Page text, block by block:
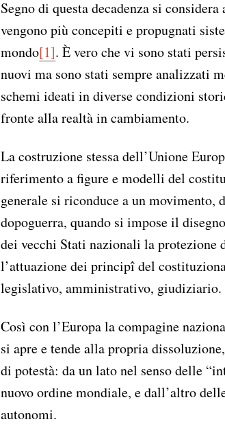
Segno di questa decadenza si
vengono più concepiti e propugnati
mondo[1]. È vero che vi sono stati
nuovi ma sono stati sempre analizzati
schemi ideati in diverse condizioni
fronte alla realtà in cambiamento.
La costruzione stessa dell’Unione
riferimento a figure e modelli del
generale si riconduce a un movimento,
dopoguerra, quando si impose il
dei vecchi Stati nazionali la
l’attuazione dei principî del
legislativo, amministrativo, giudiziario.
Così con l’Europa la compagine
si apre e tende alla propria
di potestà: da un lato nel senso delle
nuovo ordine mondiale, e dall’altro
autonomi.